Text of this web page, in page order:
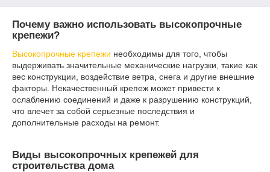
Почему важно использовать высокопрочные
крепежи?
Высокопрочные крепежи необходимы для того, чтобы
выдерживать значительные механические нагрузки, такие как
вес конструкции, воздействие ветра, снега и другие внешние
факторы. Некачественный крепеж может привести к
ослаблению соединений и даже к разрушению конструкций,
что влечет за собой серьезные последствия и
дополнительные расходы на ремонт.
Виды высокопрочных крепежей для
строительства дома